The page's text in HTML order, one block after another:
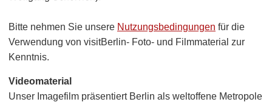
Bitte nehmen Sie unsere Nutzungsbedingungen für die
Verwendung von visitBerlin- Foto- und Filmmaterial zur
Kenntnis.
Videomaterial
Unser Imagefilm präsentiert Berlin als weltoffene Metropole